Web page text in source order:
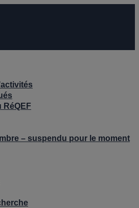
RéQEF
– suspendu pour le moment